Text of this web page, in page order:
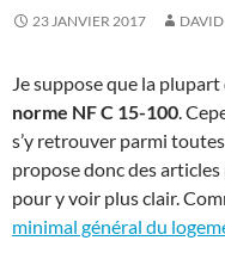
23 JANVIER 2017 DAVID
Je suppose que la
norme NF C 15-100.
s’y retrouver parmi
propose donc des
pour y voir plus clair.
minimal général du